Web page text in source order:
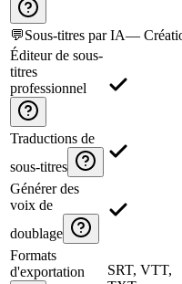
💬Sous-titres par IA—
Éditeur de sous-
titres
professionnel
Traductions de
sous-titres
Générer des
voix de
doublage
Formats
d'exportation
SRT, VTT,